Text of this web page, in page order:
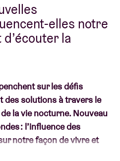
elles notre
la
sur les défis
des solutions à travers le
la vie nocturne. Nouveau
: l’influence des
notre façon de vivre et